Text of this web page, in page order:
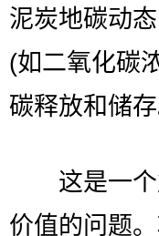
泥炭地碳动
(如二氧化碳
碳释放和储存
这是一个
价值的问题